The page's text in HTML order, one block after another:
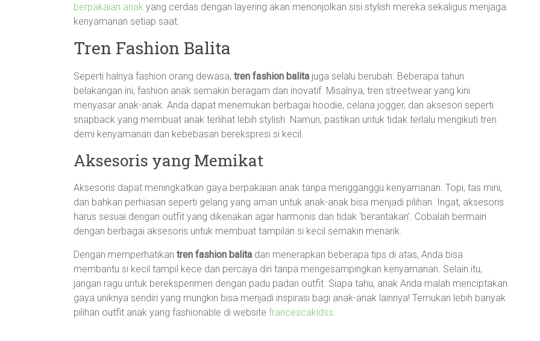
berpakaian anak yang cerdas dengan layering akan menonjolkan sisi stylish mereka sekaligus menjaga
kenyamanan setiap saat.
Tren Fashion Balita
Seperti halnya fashion orang dewasa, tren fashion balita juga selalu berubah. Beberapa tahun
belakangan ini, fashion anak semakin beragam dan inovatif. Misalnya, tren streetwear yang kini
menyasar anak-anak. Anda dapat menemukan berbagai hoodie, celana jogger, dan aksesori seperti
snapback yang membuat anak terlihat lebih stylish. Namun, pastikan untuk tidak terlalu mengikuti tren
demi kenyamanan dan kebebasan berekspresi si kecil.
Aksesoris yang Memikat
Aksesoris dapat meningkatkan gaya berpakaian anak tanpa mengganggu kenyamanan. Topi, tas mini,
dan bahkan perhiasan seperti gelang yang aman untuk anak-anak bisa menjadi pilihan. Ingat, aksesoris
harus sesuai dengan outfit yang dikenakan agar harmonis dan tidak ‘berantakan’. Cobalah bermain
dengan berbagai aksesoris untuk membuat tampilan si kecil semakin menarik.
Dengan memperhatikan tren fashion balita dan menerapkan beberapa tips di atas, Anda bisa
membantu si kecil tampil kece dan percaya diri tanpa mengesampingkan kenyamanan. Selain itu,
jangan ragu untuk bereksperimen dengan padu padan outfit. Siapa tahu, anak Anda malah menciptakan
gaya uniknya sendiri yang mungkin bisa menjadi inspirasi bagi anak-anak lainnya! Temukan lebih banyak
pilihan outfit anak yang fashionable di website francescakidss.